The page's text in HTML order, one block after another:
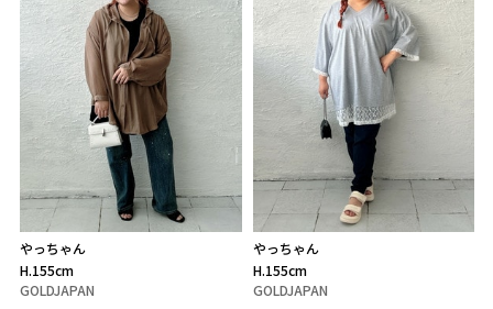
やっちゃん
H.155cm
GOLDJAPAN
やっちゃん
H.155cm
GOLDJAPAN